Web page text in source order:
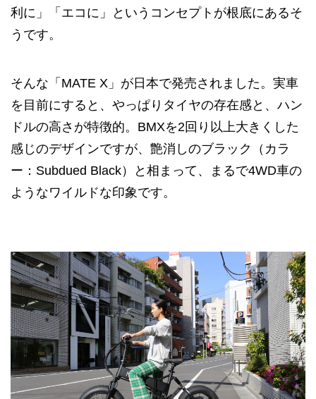
利に」「エコに」というコンセプトが根底にあるそ
うです。
そんな「MATE X」が日本で発売されました。実車
を目前にすると、やっぱりタイヤの存在感と、ハン
ドルの高さが特徴的。BMXを2回り以上大きくした
感じのデザインですが、艶消しのブラック（カラ
ー：Subdued Black）と相まって、まるで4WD車の
ようなワイルドな印象です。